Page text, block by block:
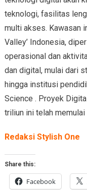
teknologi, fasilitas
multi akses. Kawasan
Valley’ Indonesia,
operasional dan
dan digital, mulai dari
hingga institusi
Science . Proyek
triliun ini telah
Redaksi Stylish One
Share this:
Facebook